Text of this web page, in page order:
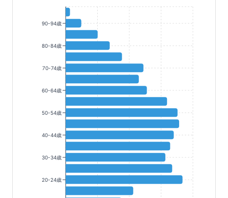
90-94歳
80-84歳
70-74歳
60-64歳
50-54歳
40-44歳
30-34歳
20-24歳